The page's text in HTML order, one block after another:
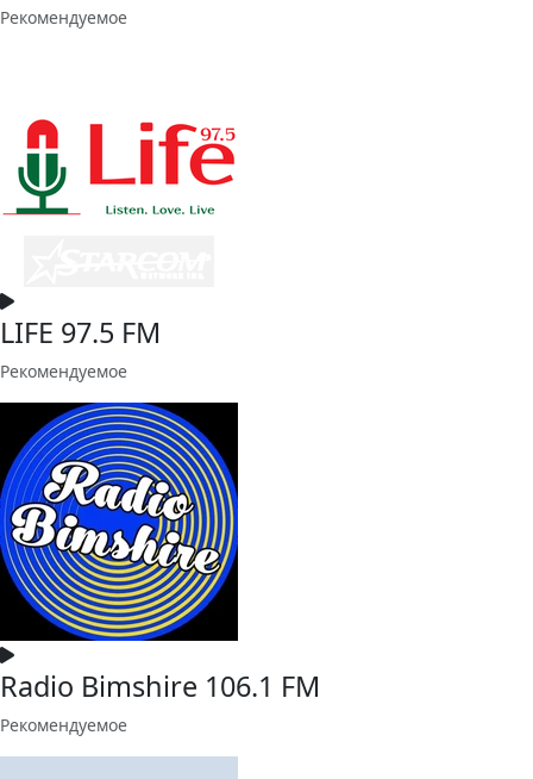
Рекомендуемое
LIFE 97.5 FM
Рекомендуемое
Radio Bimshire 106.1 FM
Рекомендуемое